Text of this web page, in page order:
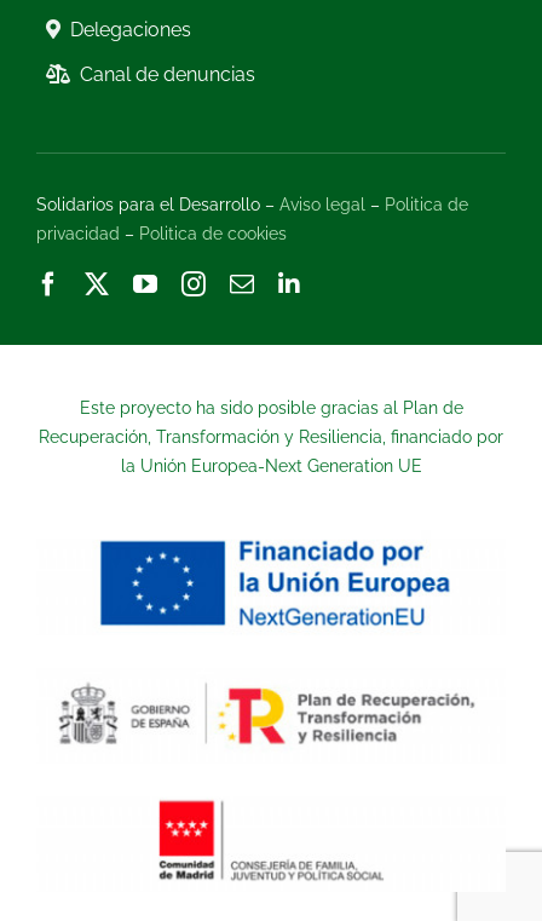
Delegaciones
Canal de denuncias
Solidarios para el Desarrollo – Aviso legal – Politica de
privacidad – Politica de cookies
Este proyecto ha sido posible gracias al Plan de
Recuperación, Transformación y Resiliencia, financiado por
la Unión Europea-Next Generation UE